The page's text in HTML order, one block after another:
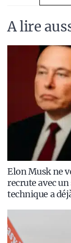
A lire
Elon Musk ne
recrute avec
technique a